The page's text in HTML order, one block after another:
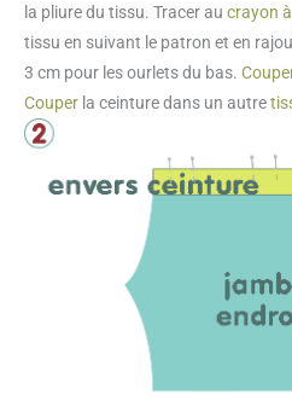
la pliure du tissu. Tracer au crayon
tissu en suivant le patron et en
3 cm pour les ourlets du bas.
Couper la ceinture dans un autre